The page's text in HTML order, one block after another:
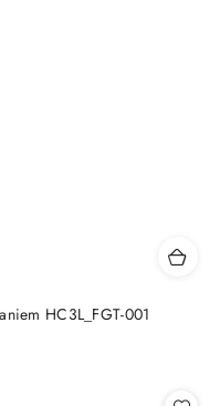
HC3L_FGT-001